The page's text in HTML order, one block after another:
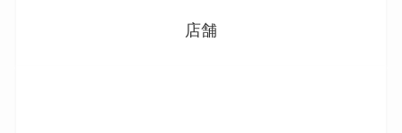
店舗